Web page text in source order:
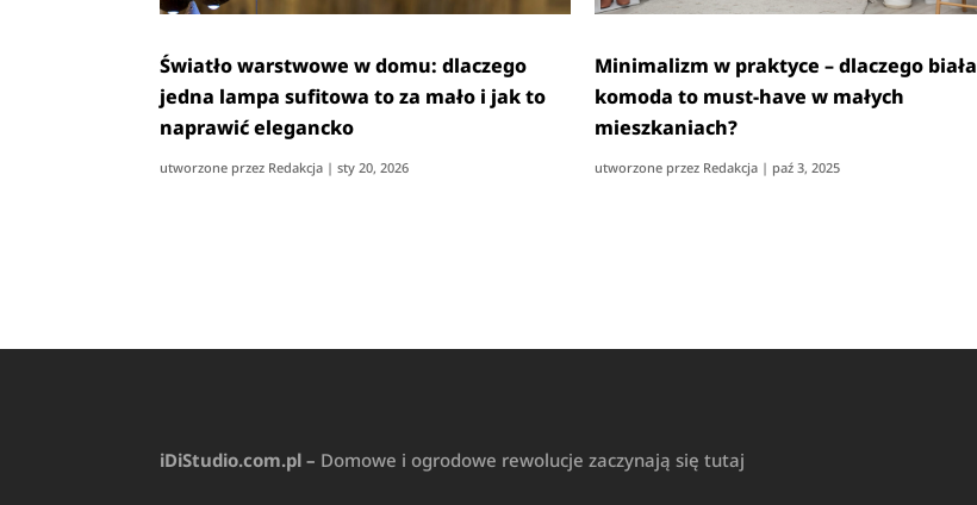
Światło warstwowe w domu: dlaczego
jedna lampa sufitowa to za mało i jak to
naprawić elegancko
utworzone przez Redakcja |sty 20, 2026
Minimalizm w praktyce – dlaczego biała
komoda to must-have w małych
mieszkaniach?
utworzone przez Redakcja | paź 3, 2025
iDiStudio.com.pl – Domowe i ogrodowe rewolucje zaczynają się tutaj